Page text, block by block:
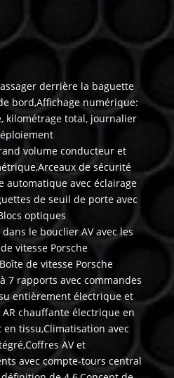
derrière la baguette
bord,Affichage numérique:
kilométrage total, journalier
volume conducteur et
de sécurité
automatique avec éclairage
de seuil de porte avec
optiques
le bouclier AV avec les
vitesse Porsche
de vitesse Porsche
7 rapports avec commandes
entièrement électrique et
chauffante électrique en
tissu,Climatisation avec
AV et
avec compte-tours central